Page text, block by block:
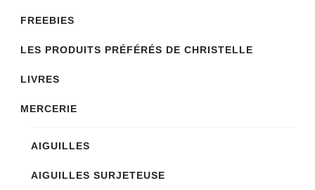
FREEBIES
LES PRODUITS PRÉFÉRÉS DE CHRISTELLE
LIVRES
MERCERIE
AIGUILLES
AIGUILLES SURJETEUSE